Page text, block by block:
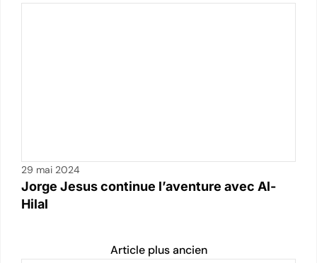
29 mai 2024
Jorge Jesus continue l’aventure avec Al-
Hilal
Article plus ancien